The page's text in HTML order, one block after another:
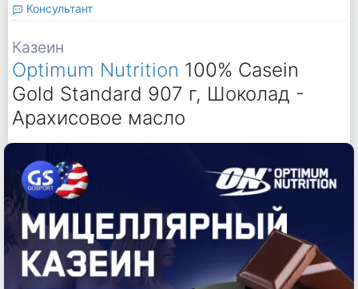
Консультант
Казеин
Optimum Nutrition 100% Casein
Gold Standard 907 г, Шоколад -
Арахисовое масло